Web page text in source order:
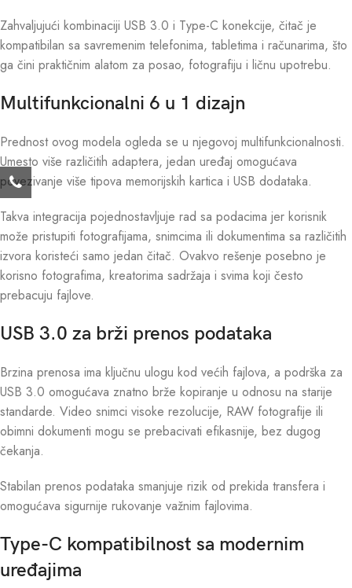
Zahvaljujući kombinaciji USB 3.0 i Type-C konekcije, čitač je
kompatibilan sa savremenim telefonima, tabletima i računarima, što
ga čini praktičnim alatom za posao, fotografiju i ličnu upotrebu.
Multifunkcionalni 6 u 1 dizajn
Prednost ovog modela ogleda se u njegovoj multifunkcionalnosti.
Umesto više različitih adaptera, jedan uređaj omogućava
povezivanje više tipova memorijskih kartica i USB dodataka.
Takva integracija pojednostavljuje rad sa podacima jer korisnik
može pristupiti fotografijama, snimcima ili dokumentima sa različitih
izvora koristeći samo jedan čitač. Ovakvo rešenje posebno je
korisno fotografima, kreatorima sadržaja i svima koji često
prebacuju fajlove.
USB 3.0 za brži prenos podataka
Brzina prenosa ima ključnu ulogu kod većih fajlova, a podrška za
USB 3.0 omogućava znatno brže kopiranje u odnosu na starije
standarde. Video snimci visoke rezolucije, RAW fotografije ili
obimni dokumenti mogu se prebacivati efikasnije, bez dugog
čekanja.
Stabilan prenos podataka smanjuje rizik od prekida transfera i
omogućava sigurnije rukovanje važnim fajlovima.
Type-C kompatibilnost sa modernim
uređajima